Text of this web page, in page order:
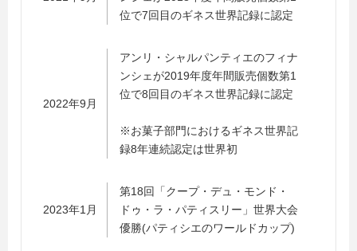
位で7回目のギネス世界記録に認定
2022年9月
アンリ・シャルパンティエのフィナ
ンシェが2019年度年間販売個数第1
位で8回目のギネス世界記録に認定
※お菓子部門におけるギネス世界記
録8年連続認定は世界初
2023年1月
第18回「クープ・デュ・モンド・
ドゥ・ラ・パティスリー」世界大会
優勝(パティシエのワールドカップ)